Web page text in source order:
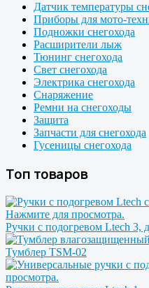
Датчик температуры
Приборы для мото-
Подножки снегохода
Расширители лыж
Тюнинг снегохода
Свет снегохода
Электрика снегохода
Снаряжение
Ремни на снегоходы
Защита
Запчасти для снегохода
Гусеницы снегохода
Топ товаров
Ручки с подогревом Ltech 3,
Тумблер TSM-02